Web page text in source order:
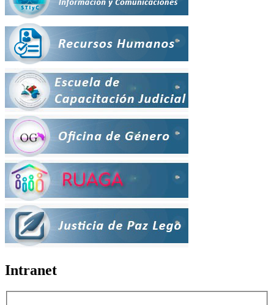
Intranet